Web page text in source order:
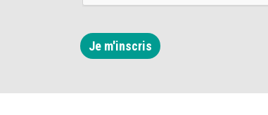
Je m'inscris